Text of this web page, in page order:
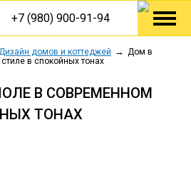
+7 (980) 900-91-94
домов и коттеджей
Дом в
в спокойных тонах
В СОВРЕМЕННОМ
ТОНАХ